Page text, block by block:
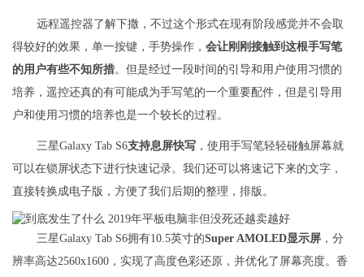
远程遥控器了解下撒，不过这个形式在现有阶段感觉并不会取
得较好的效果，单一按键，手势操作， 会让刚刚接触到这根手写笔
的用户有些不知所措。但是经过一段时间的引导和用户使用习惯的
培养，遥控还真的有可能成为手写笔的一个重要配件，但是引导用
户和使用习惯的培养也是一个较长的过程。
三星Galaxy Tab S6支持息屏快写 ，使用手写笔轻轻碰触屏幕就
可以在锁屏状态下进行快速记录。我们还可以将速记下来的文字，
直接转换成电子版，方便了我们后期的整理，排版。
三星Galaxy Tab S6拥有10.5英寸的Super AMOLED显示屏 ，分
辨率高达2560x1600，实现了高度色彩还原，并优化了屏幕亮度。香